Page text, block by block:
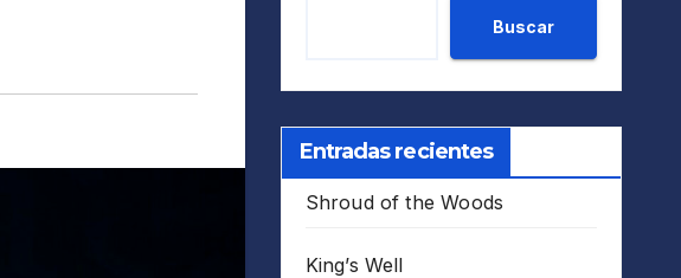
Buscar
Entradas recientes
Shroud of the Woods
King’s Well